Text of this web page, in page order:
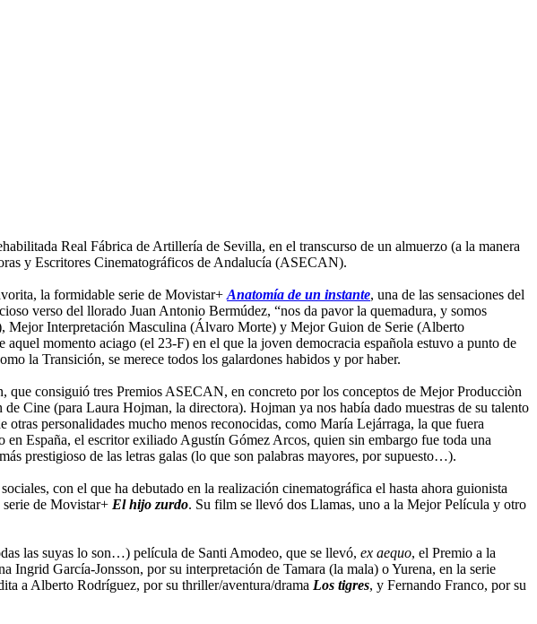
Real Fábrica de Artillería de Sevilla, en el transcurso de un almuerzo (a la manera
y Escritores Cinematográficos de Andalucía (ASECAN).
la formidable serie de Movistar+ Anatomía de un instante, una de las sensaciones del
verso del llorado Juan Antonio Bermúdez, “nos da pavor la quemadura, y somos
Mejor Interpretación Masculina (Álvaro Morte) y Mejor Guion de Serie (Alberto
momento aciago (el 23-F) en el que la joven democracia española estuvo a punto de
la Transición, se merece todos los galardones habidos y por haber.
que consiguió tres Premios ASECAN, en concreto por los conceptos de Mejor Producciòn
(para Laura Hojman, la directora). Hojman ya nos había dado muestras de su talento
personalidades mucho menos reconocidas, como María Lejárraga, la que fuera
España, el escritor exiliado Agustín Gómez Arcos, quien sin embargo fue toda una
prestigioso de las letras galas (lo que son palabras mayores, por supuesto…).
con el que ha debutado en la realización cinematográfica el hasta ahora guionista
serie de Movistar+ El hijo zurdo. Su film se llevó dos Llamas, uno a la Mejor Película y otro
las suyas lo son…) película de Santi Amodeo, que se llevó, ex aequo, el Premio a la
Ingrid García-Jonsson, por su interpretación de Tamara (la mala) o Yurena, en la serie
a Alberto Rodríguez, por su thriller/aventura/drama Los tigres, y Fernando Franco, por su